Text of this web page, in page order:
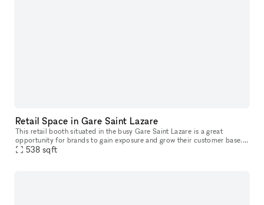
Retail Space in Gare Saint Lazare
This retail booth situated in the busy Gare Saint Lazare is a great
opportunity for brands to gain exposure and grow their customer base.
With multiple retail booths available, it's a perfect locatio
538 sqft